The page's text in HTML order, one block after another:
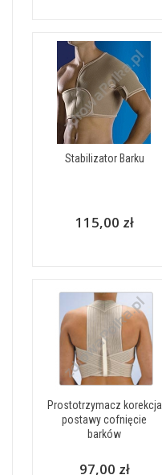
Stabilizator Barku
115,00 zł
Prostotrzymacz korekcja
postawy cofnięcie
barków
97,00 zł